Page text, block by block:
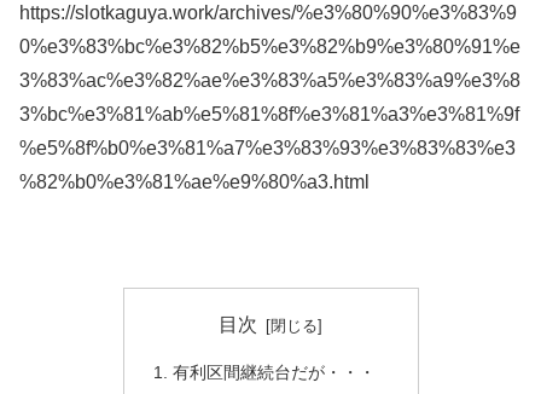
https://slotkaguya.work/archives/%e3%80%90%e3%83%9
0%e3%83%bc%e3%82%b5%e3%82%b9%e3%80%91%e
3%83%ac%e3%82%ae%e3%83%a5%e3%83%a9%e3%8
3%bc%e3%81%ab%e5%81%8f%e3%81%a3%e3%81%9f
%e5%8f%b0%e3%81%a7%e3%83%93%e3%83%83%e3
%82%b0%e3%81%ae%e9%80%a3.html
目次
有利区間継続台だが・・・